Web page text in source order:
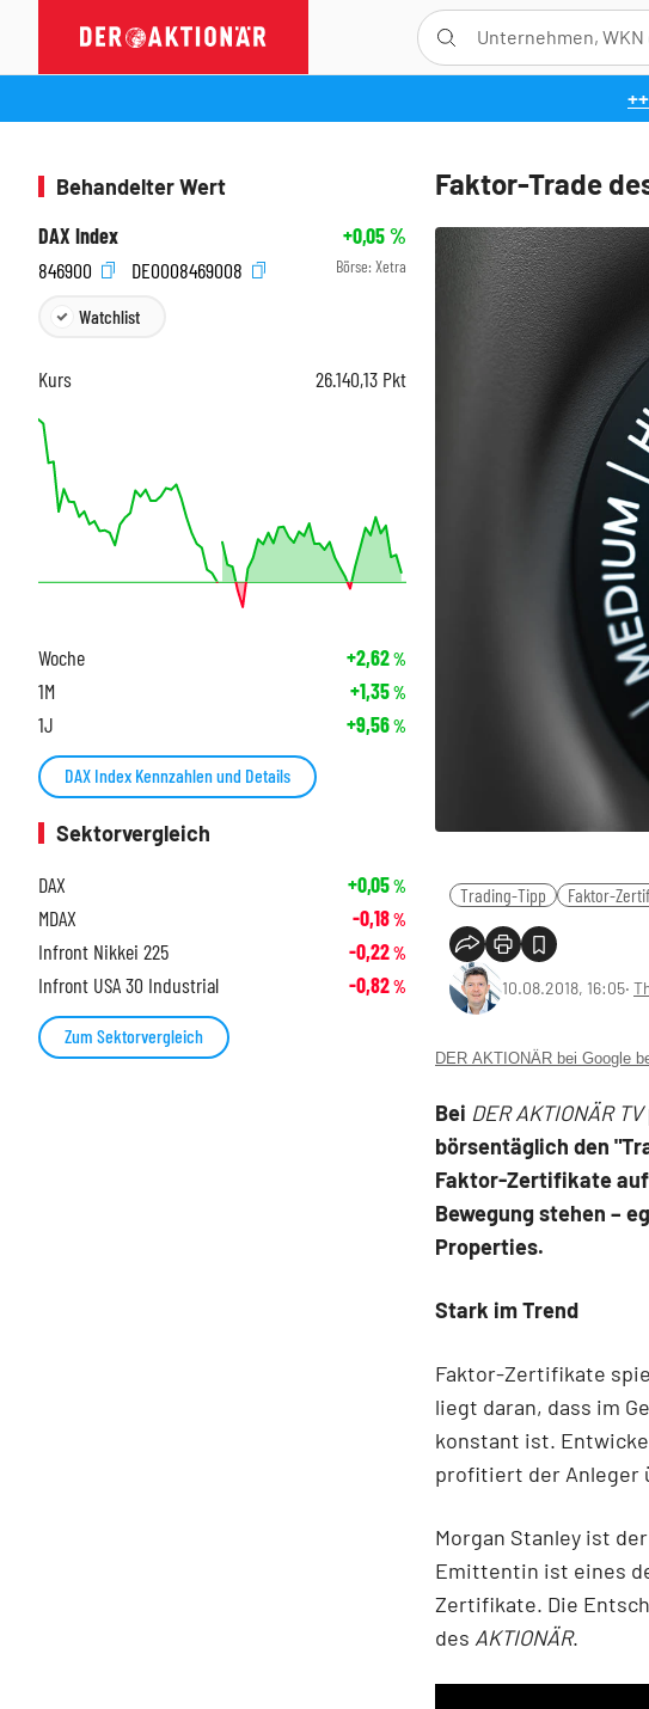
Faktor-Trade
Trading-Tipp Faktor-
10.08.2018, 16:05‧
DER AKTIONÄR bei Google
Bei DER AKTIONÄR TV
börsentäglich den
Faktor-Zertifikate
Bewegung stehen –
Properties.
Stark im Trend
Faktor-Zertifikate
liegt daran, dass im
konstant ist.
profitiert der Anleger
Morgan Stanley ist
Emittentin ist eines
Zertifikate. Die
des AKTIONÄR.
Behandelter Wert
DAX Index
+0,05%
846900
DE0008469008 Börse: Xetra
Watchlist
Kurs 26.140,13 Pkt
Woche +2,62%
1M +1,35%
1J +9,56%
DAX Index Kennzahlen und Details
Sektorvergleich
DAX
+0,05%
MDAX -0,18%
Infront Nikkei 225 -0,22%
Infront USA 30 Industrial -0,82%
Zum Sektorvergleich